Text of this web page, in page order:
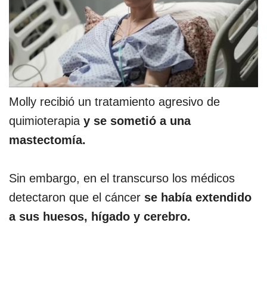
Molly recibió un tratamiento agresivo de
quimioterapia y se sometió a una
mastectomía.
Sin embargo, en el transcurso los médicos
detectaron que el cáncer se había extendido
a sus huesos, hígado y cerebro.